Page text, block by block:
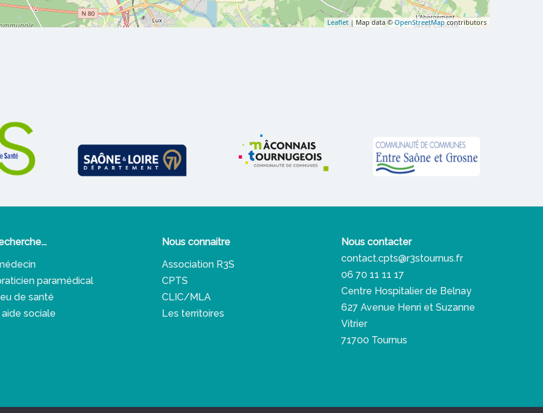
Leaflet| Map data ©OpenStreetMapcontributors
paramédical
de santé
sociale
Nous connaitre
Association R3S
CPTS
CLIC/MLA
Les territoires
Nous contacter
contact.cpts@r3stournus.fr
06 70 11 11 17
Centre Hospitalier de Belnay
627 Avenue Henri et Suzanne
Vitrier
71700 Tournus